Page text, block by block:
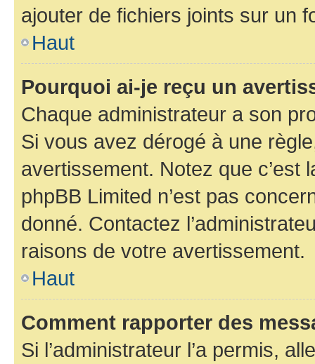
ajouter de fichiers joints sur un
Haut
Pourquoi ai-je reçu un
Chaque administrateur a son
Si vous avez dérogé à une
avertissement. Notez que c’est
phpBB Limited n’est pas
donné. Contactez
raisons de votre avertissement.
Haut
Comment rapporter des
Si l’administrateur l’a permis,